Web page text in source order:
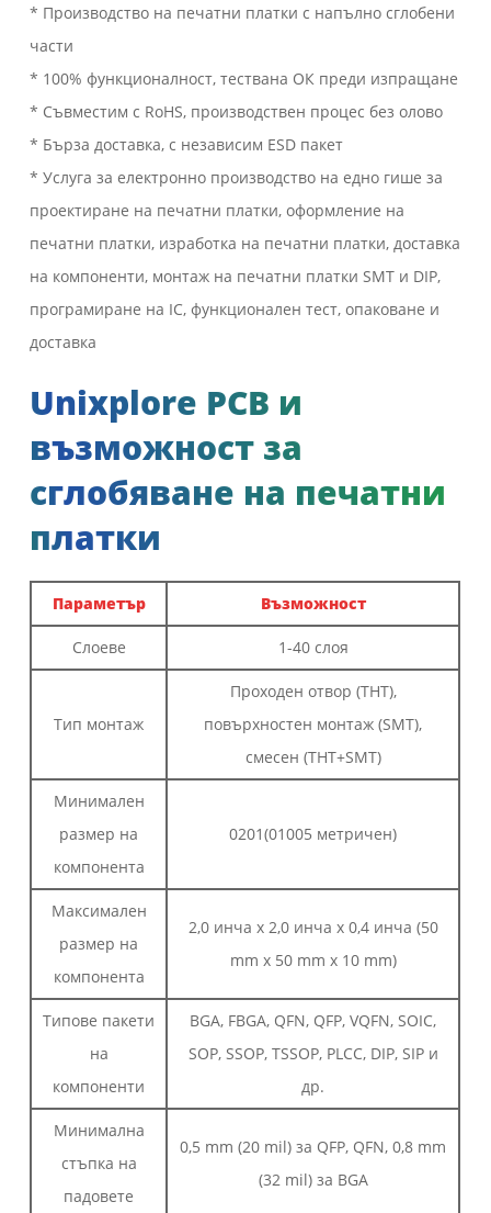
* Производство на печатни платки с напълно сглобени
части
* 100% функционалност, тествана ОК преди изпращане
* Съвместим с RoHS, производствен процес без олово
* Бърза доставка, с независим ESD пакет
* Услуга за електронно производство на едно гише за
проектиране на печатни платки, оформление на
печатни платки, изработка на печатни платки, доставка
на компоненти, монтаж на печатни платки SMT и DIP,
програмиране на IC, функционален тест, опаковане и
доставка
Unixplore PCB и
възможност за
сглобяване на печатни
платки
Параметър Възможност
Слоеве 1-40 слоя
Тип монтаж
Проходен отвор (THT),
повърхностен монтаж (SMT),
смесен (THT+SMT)
Минимален
размер на
компонента
0201(01005 метричен)
Максимален
размер на
компонента
2,0 инча x 2,0 инча x 0,4 инча (50
mm x 50 mm x 10 mm)
Типове пакети
на
компоненти
BGA, FBGA, QFN, QFP, VQFN, SOIC,
SOP, SSOP, TSSOP, PLCC, DIP, SIP и
др.
Минимална
стъпка на
падовете
0,5 mm (20 mil) за QFP, QFN, 0,8 mm
(32 mil) за BGA